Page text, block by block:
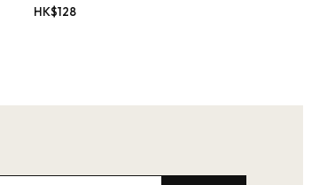
HK$128